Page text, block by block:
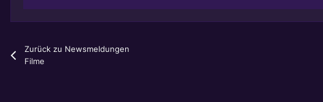
Zurück zu Newsmeldungen
Filme